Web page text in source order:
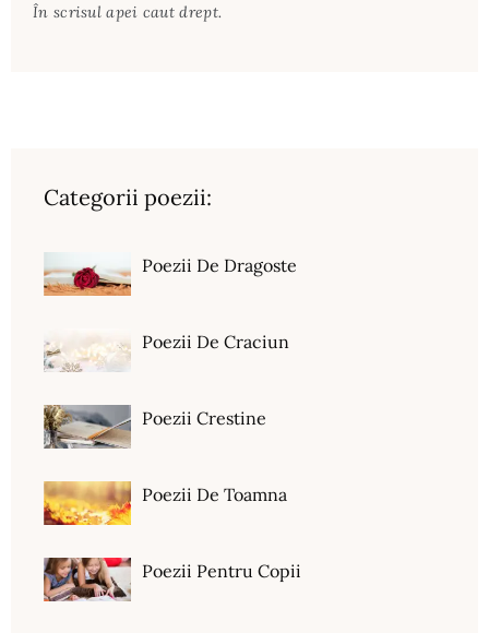
În scrisul apei caut drept.
Categorii poezii:
Poezii De Dragoste
Poezii De Craciun
Poezii Crestine
Poezii De Toamna
Poezii Pentru Copii